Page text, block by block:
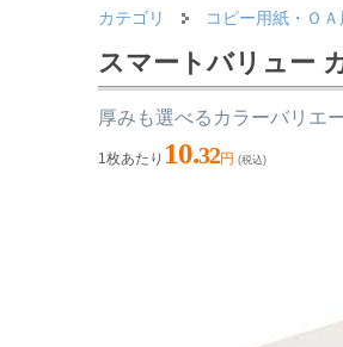
カテゴリ コピー用紙・Ｏ
スマートバリュー
厚みも選べるカラーバリエ
1枚あたり 10.32円 (税込)